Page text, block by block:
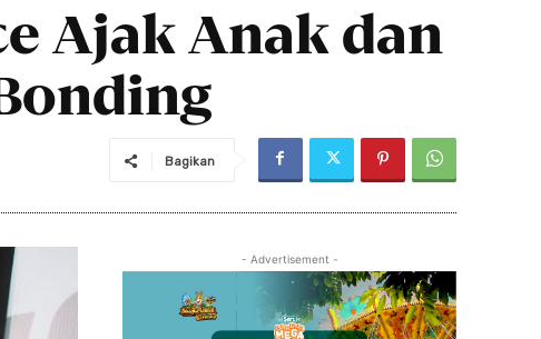
Ajak Anak dan
Bagikan
- Advertisement -